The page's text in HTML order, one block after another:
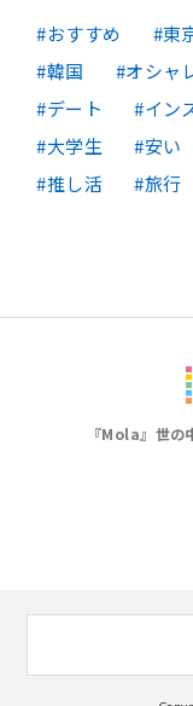
おすすめ 東
韓国
オシャ
デート
イン
大学生
安い
推し活
旅行
『Mola』世の